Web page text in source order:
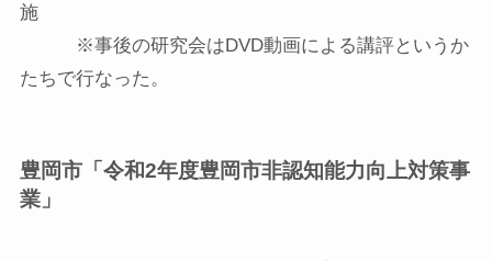
施
※事後の研究会はDVD動画による講評というか
たちで行なった。
豊岡市「令和2年度豊岡市非認知能力向上対策事
業」